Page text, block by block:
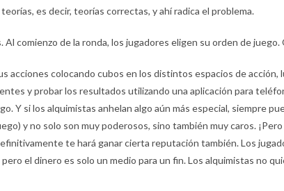
es decir, teorías correctas, y ahí radica el problema.
Al comienzo de la ronda, los jugadores eligen su orden de
acciones colocando cubos en los distintos espacios de
y probar los resultados utilizando una aplicación para
Y si los alquimistas anhelan algo aún más especial, siempre
y no solo son muy poderosos, sino también muy caros.
te hará ganar cierta reputación también. Los
el dinero es solo un medio para un fin. Los alquimistas no